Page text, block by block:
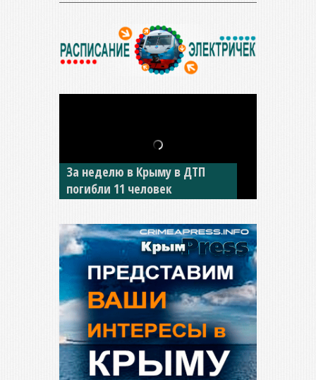
За неделю в Крыму в ДТП
погибли 11 человек
В Джанкое водитель ВАЗа
сбил двух детей на «зебре»